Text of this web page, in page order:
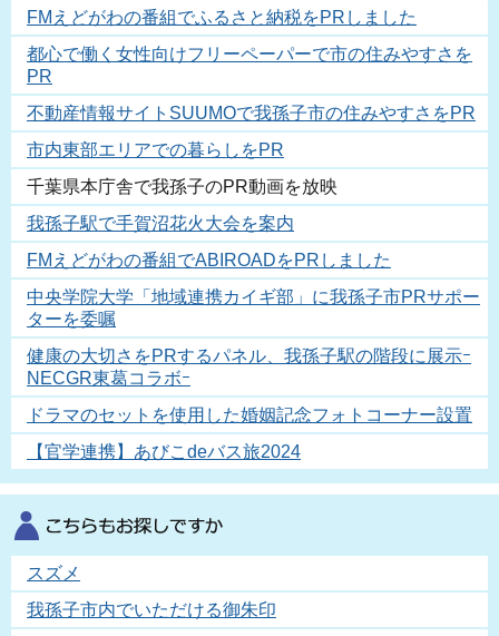
FMえどがわの番組でふるさと納税をPRしました
都心で働く女性向けフリーペーパーで市の住みやすさを
PR
不動産情報サイトSUUMOで我孫子市の住みやすさをPR
市内東部エリアでの暮らしをPR
千葉県本庁舎で我孫子のPR動画を放映
我孫子駅で手賀沼花火大会を案内
FMえどがわの番組でABIROADをPRしました
中央学院大学「地域連携カイギ部」に我孫子市PRサポー
ターを委嘱
健康の大切さをPRするパネル、我孫子駅の階段に展示ｰ
NECGR東葛コラボｰ
ドラマのセットを使用した婚姻記念フォトコーナー設置
【官学連携】あびこdeバス旅2024
スズメ
我孫子市内でいただける御朱印